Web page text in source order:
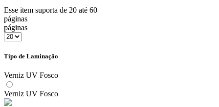
Esse item suporta de 20 até 60
páginas
páginas
Tipo de Laminação
Verniz UV Fosco
Verniz UV Fosco